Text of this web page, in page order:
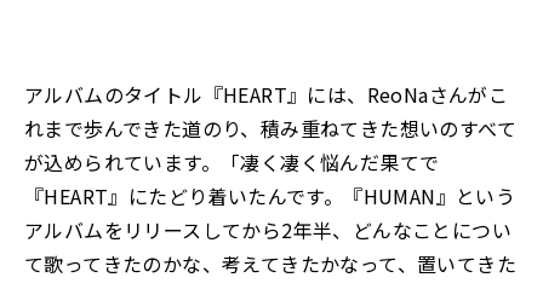
アルバムのタイトル『HEART』には、ReoNaさんがこ
れまで歩んできた道のり、積み重ねてきた想いのすべて
が込められています。「凄く凄く悩んだ果てで
『HEART』にたどり着いたんです。『HUMAN』という
アルバムをリリースしてから2年半、どんなことについ
て歌ってきたのかな、考えてきたかなって、置いてきた